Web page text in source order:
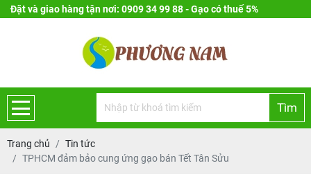
Đặt và giao hàng tận nơi: 0909 34 99 88 - Gạo có thuế 5%
Tìm
Trang chủ
Tin tức
TPHCM đảm bảo cung ứng gạo bán Tết Tân Sửu